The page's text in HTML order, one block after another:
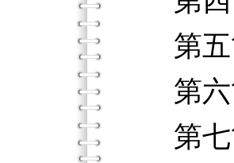
第五
第六
第七